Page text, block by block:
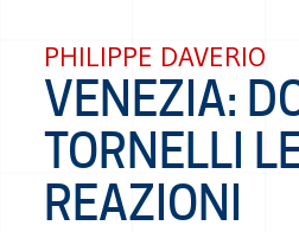
PHILIPPE DAVERIO
VENEZIA:
TORNELLI
REAZIONI